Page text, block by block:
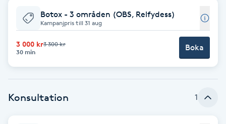
Extensions borttagning
Eyeliner-tatuering
F
Botox - 3 områden (OBS, Relfydess)
Kampanjpris till 31 aug
3 000 kr3 300 kr
30 min
Boka
Konsultation 1